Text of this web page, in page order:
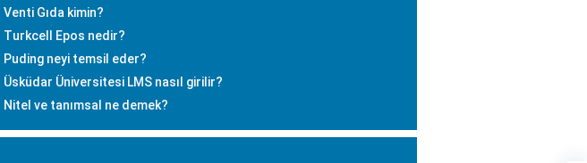
Venti Gıda kimin?
Turkcell Epos nedir?
Puding neyi temsil eder?
Üsküdar Üniversitesi LMS nasıl girilir?
Nitel ve tanımsal ne demek?